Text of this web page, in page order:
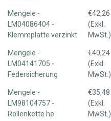
Mengele -
LM04086404 -
Klemmplatte verzinkt
€42,26
(Exkl.
MwSt.)
Mengele -
LM04141705 -
Federsicherung
€40,24
(Exkl.
MwSt.)
Mengele -
LM98104757 -
Rollenkette he
€35,48
(Exkl.
MwSt.)